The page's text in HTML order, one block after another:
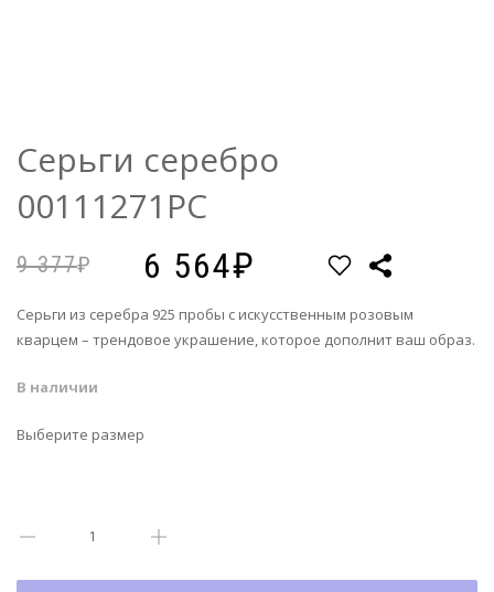
Серьги серебро
00111271РС
9 377 6 564
Серьги из серебра 925 пробы с искусственным розовым
кварцем – трендовое украшение, которое дополнит ваш образ.
В наличии
Выберите размер